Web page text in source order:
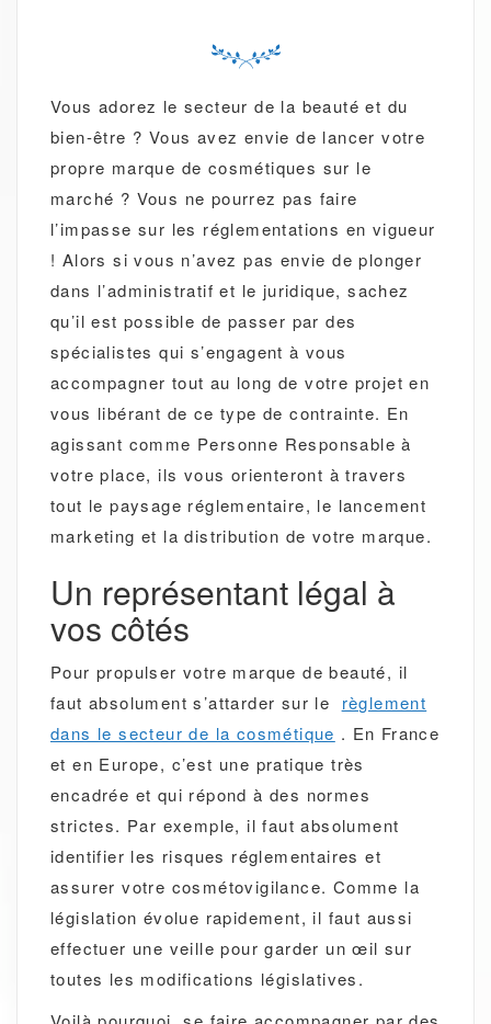
Vous adorez le secteur de la beauté et du
bien-être ? Vous avez envie de lancer votre
propre marque de cosmétiques sur le
marché ? Vous ne pourrez pas faire
l’impasse sur les réglementations en vigueur
! Alors si vous n’avez pas envie de plonger
dans l’administratif et le juridique, sachez
qu’il est possible de passer par des
spécialistes qui s’engagent à vous
accompagner tout au long de votre projet en
vous libérant de ce type de contrainte. En
agissant comme Personne Responsable à
votre place, ils vous orienteront à travers
tout le paysage réglementaire, le lancement
marketing et la distribution de votre marque.
Un représentant légal à
vos côtés
Pour propulser votre marque de beauté, il
faut absolument s’attarder sur le
règlement
dans le secteur de la cosmétique . En France
et en Europe, c’est une pratique très
encadrée et qui répond à des normes
strictes. Par exemple, il faut absolument
identifier les risques réglementaires et
assurer votre cosmétovigilance. Comme la
législation évolue rapidement, il faut aussi
effectuer une veille pour garder un œil sur
toutes les modifications législatives.